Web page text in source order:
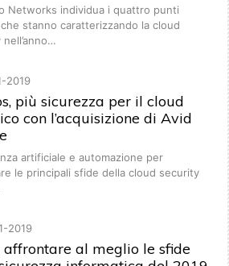
Networks individua i quattro punti
stanno caratterizzando la cloud
2019
più sicurezza per il cloud
con l’acquisizione di Avid
artificiale e automazione per
le principali sfide della cloud security
2019
affrontare al meglio le sfide